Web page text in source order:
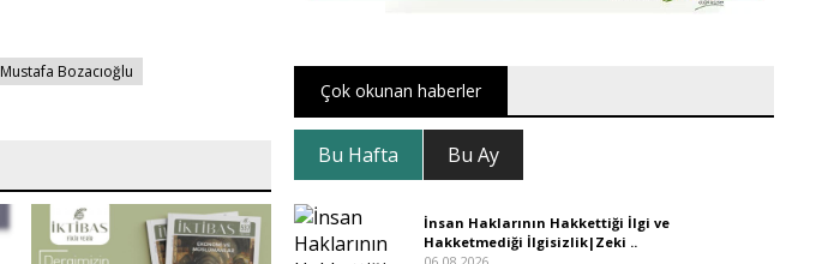
Mustafa Bozacıoğlu
Çok okunan haberler
Bu Hafta Bu Ay
İnsan Haklarının Hakkettiği İlgi ve
Hakketmediği İlgisizlik|Zeki ..